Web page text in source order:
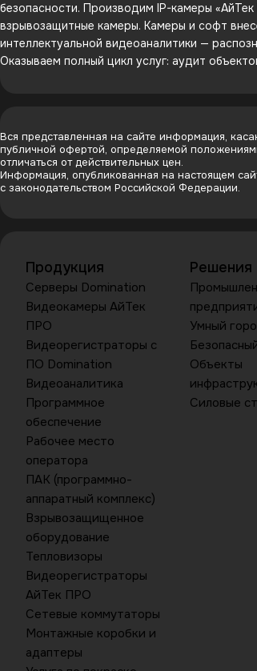
безопасности. Производим IP-камеры
взрывозащитные камеры. Камеры и софт
интеллектуальной видеоаналитики —
Оказываем полный цикл услуг: аудит
Вся представленная на сайте информация,
публичной офертой, определяемой
отличаться от действительных цен.
Информация, опубликованная на настоящем
с законодательством Российской Федерации.
Продукция
Серверы Domination
Видеокамеры АйТек
ПРО
Видеорегистраторы с
ПО Domination
Видеоаналитика
Программное
обеспечение
Рабочее место
оператора
ПАК (программно-
аппаратный комплекс)
Взрывозащищенное
оборудование
Тепловизоры
Видеорегистраторы
АйТек ПРО
Сетевые коммутаторы
Монтажные коробки и
адаптеры
Решения
Умный
Объекты
Силовые